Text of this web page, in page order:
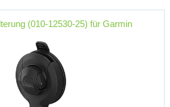
(010-12530-25) für Garmin